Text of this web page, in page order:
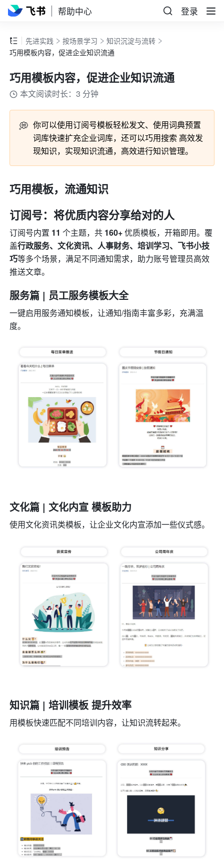
帮助中心 登录
先进实践 按场景学习
知识沉淀与流转
巧用模板内容，促进企业知识流通
巧用模板内容，促进企业知识流通
本文阅读时长：3 分钟
💭 你可以使用订阅号模板轻松发文、使用词典预置
词库快速扩充企业词库，还可以巧用搜索 高效发
现知识，实现知识流通，高效进行知识管理。
巧用模板，流通知识
订阅号：将优质内容分享给对的人
订阅号内置 11 个主题，共 160+ 优质模板，开箱即用。覆
盖行政服务、文化资讯、人事财务、培训学习、飞书小技
巧等多个场景，满足不同通知需求，助力账号管理员高效
推送文章。
服务篇 | 员工服务模板大全
一键启用服务通知模板，让通知/指南丰富多彩，充满温
度。
文化篇 | 文化内宣 模板助力
使用文化资讯类模板，让企业文化内宣添加一些仪式感。
知识篇 | 培训模板 提升效率
用模板快速匹配不同培训内容，让知识流转起来。